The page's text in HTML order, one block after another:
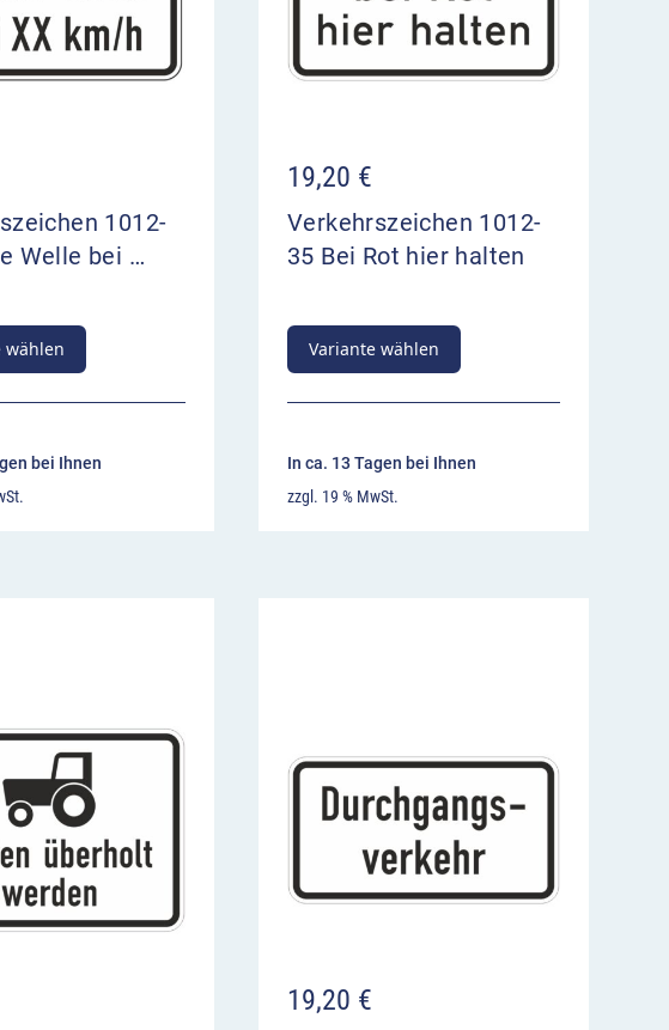
1012-
Welle bei …
wählen
bei Ihnen
19,20 €
Verkehrszeichen 1012-
35 Bei Rot hier halten
Variante wählen
In ca. 13 Tagen bei Ihnen
zzgl. 19 % MwSt.
19,20 €